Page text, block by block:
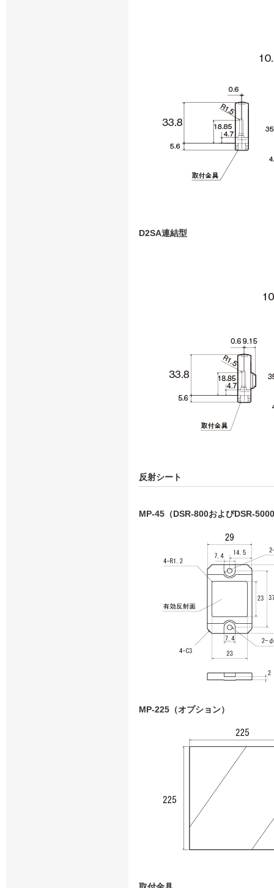
D2SA連結型
反射シート
MP-45（DSR-800およびDSR-
MP-225（オプション）